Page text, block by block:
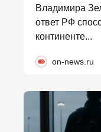
Владимира
ответ РФ
континенте...
on-news.ru